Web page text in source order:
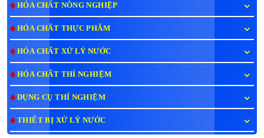
HÓA CHẤT NÔNG NGHIỆP
HÓA CHẤT THỰC PHẨM
HÓA CHẤT XỬ LÝ NƯỚC
HÓA CHẤT THÍ NGHIỆM
DỤNG CỤ THÍ NGHIỆM
THIẾT BỊ XỬ LÝ NƯỚC